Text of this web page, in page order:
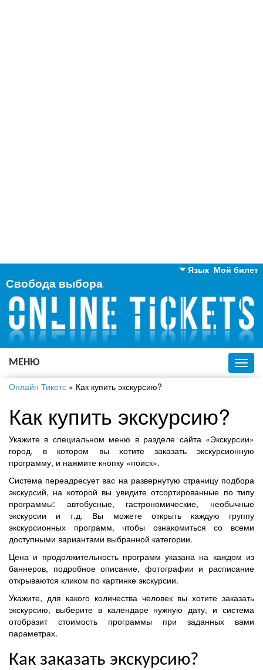
Мой билет
Язык
Английский
Русский
Украинский
Свобода выбора
МЕНЮ
Онлайн Тикетс » Как купить экскурсию?
Как купить экскурсию?
Укажите в специальном меню в разделе сайта «Экскурсии»
город, в котором вы хотите заказать экскурсионную
программу, и нажмите кнопку «поиск».
Система переадресует вас на развернутую страницу подбора
экскурсий, на которой вы увидите отсортированные по типу
программы: автобусные, гастрономические, необычные
экскурсии и т.д. Вы можете открыть каждую группу
экскурсионных программ, чтобы ознакомиться со всеми
доступными вариантами выбранной категории.
Цена и продолжительность программ указана на каждом из
баннеров, подробное описание, фотографии и расписание
открываются кликом по картинке экскурсии.
Укажите, для какого количества человек вы хотите заказать
экскурсию, выберите в календаре нужную дату, и система
отобразит стоимость программы при заданных вами
параметрах.
Как заказать экскурсию?